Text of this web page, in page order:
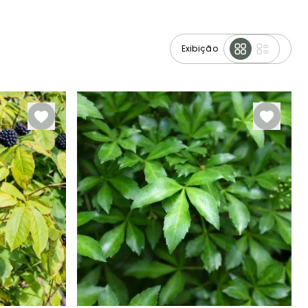
Exibição